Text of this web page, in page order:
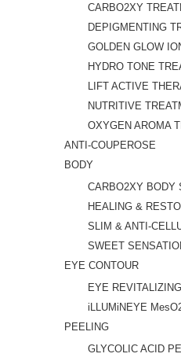
CARBO2XY
DEPIGMENTING
GOLDEN GLOW
HYDRO TONE
LIFT ACTIVE
NUTRITIVE
OXYGEN AROMA
ANTI-COUPEROSE
BODY
CARBO2XY BODY
HEALING &
SLIM & ANTI-
SWEET
EYE CONTOUR
EYE
iLLUMiNEYE
PEELING
GLYCOLIC ACID